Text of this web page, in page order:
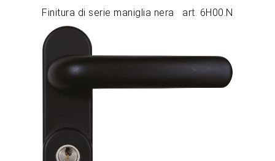
Finitura di serie maniglia nera art. 6H00.N